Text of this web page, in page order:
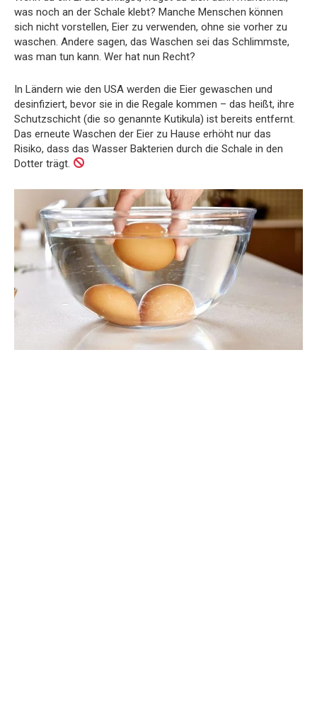
was noch an der Schale klebt? Manche Menschen können
sich nicht vorstellen, Eier zu verwenden, ohne sie vorher zu
waschen. Andere sagen, das Waschen sei das Schlimmste,
was man tun kann. Wer hat nun Recht?
In Ländern wie den USA werden die Eier gewaschen und
desinfiziert, bevor sie in die Regale kommen – das heißt, ihre
Schutzschicht (die so genannte Kutikula) ist bereits entfernt.
Das erneute Waschen der Eier zu Hause erhöht nur das
Risiko, dass das Wasser Bakterien durch die Schale in den
Dotter trägt.